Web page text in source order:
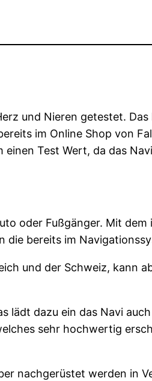
und Nieren getestet. Das
im Online Shop von
Test Wert, da das
oder Fußgänger. Mit
die bereits im
und der Schweiz, kann
lädt dazu ein das Navi
sehr hochwertig
nachgerüstet werden in